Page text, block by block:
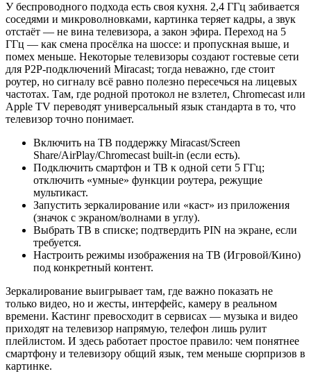
У беспроводного подхода есть своя кухня. 2,4 ГГц забивается
соседями и микроволновками, картинка теряет кадры, а звук
отстаёт — не вина телевизора, а закон эфира. Переход на 5
ГГц — как смена просёлка на шоссе: и пропускная выше, и
помех меньше. Некоторые телевизоры создают гостевые сети
для P2P‑подключений Miracast; тогда неважно, где стоит
роутер, но сигналу всё равно полезно пересечься на лицевых
частотах. Там, где родной протокол не взлетел, Chromecast или
Apple TV переводят универсальный язык стандарта в то, что
телевизор точно понимает.
Включить на ТВ поддержку Miracast/Screen
Share/AirPlay/Chromecast built‑in (если есть).
Подключить смартфон и ТВ к одной сети 5 ГГц;
отключить «умные» функции роутера, режущие
мультикаст.
Запустить зеркалирование или «каст» из приложения
(значок с экраном/волнами в углу).
Выбрать ТВ в списке; подтвердить PIN на экране, если
требуется.
Настроить режимы изображения на ТВ (Игровой/Кино)
под конкретный контент.
Зеркалирование выигрывает там, где важно показать не
только видео, но и жесты, интерфейс, камеру в реальном
времени. Кастинг превосходит в сервисах — музыка и видео
приходят на телевизор напрямую, телефон лишь рулит
плейлистом. И здесь работает простое правило: чем понятнее
смартфону и телевизору общий язык, тем меньше сюрпризов в
картинке.